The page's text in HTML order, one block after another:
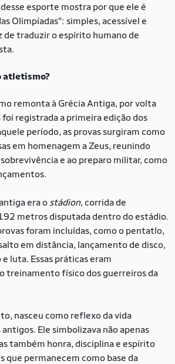
esporte mostra por que ele é
Olimpíadas”: simples, acessível e
de traduzir o espírito humano de
atletismo?
remonta à Grécia Antiga, por volta
foi registrada a primeira edição dos
período, as provas surgiram como
em homenagem a Zeus, reunindo
e ao preparo militar, como
era o stádion, corrida de
metros disputada dentro do estádio.
foram incluídas, como o pentatlo,
em distância, lançamento de disco,
luta. Essas práticas eram
treinamento físico dos guerreiros da
nasceu como reflexo da vida
Ele simbolizava não apenas
também honra, disciplina e espírito
que permanecem como base da